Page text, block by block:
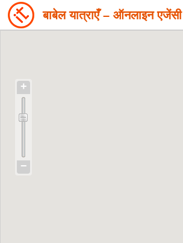
बाबेल यात्राएँ – ऑनलाइन एजेंसी
+
−